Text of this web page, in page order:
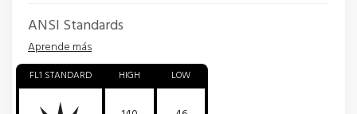
ANSI Standards
Aprende más
FL1 STANDARD HIGH LOW